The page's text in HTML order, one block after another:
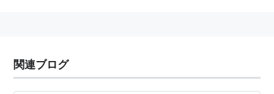
関連ブログ